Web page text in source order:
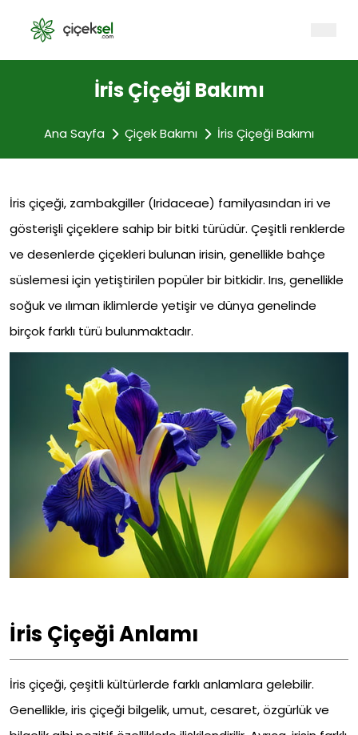
İris Çiçeği Bakımı
Ana Sayfa Çiçek Bakımı İris Çiçeği Bakımı
İris çiçeği, zambakgiller (Iridaceae) familyasından iri ve
gösterişli çiçeklere sahip bir bitki türüdür. Çeşitli renklerde
ve desenlerde çiçekleri bulunan irisin, genellikle bahçe
süslemesi için yetiştirilen popüler bir bitkidir. Irıs, genellikle
soğuk ve ılıman iklimlerde yetişir ve dünya genelinde
birçok farklı türü bulunmaktadır.
İris Çiçeği Anlamı
İris çiçeği, çeşitli kültürlerde farklı anlamlara gelebilir.
Genellikle, iris çiçeği bilgelik, umut, cesaret, özgürlük ve